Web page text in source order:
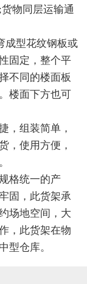
物同层运输通
成型花纹钢板或
固定，整个平
不同的楼面板
楼面下方也可
，组装简单，
，使用方便，
格统一的产
固，此货架承
场地空间，大
，此货架在物
型仓库。